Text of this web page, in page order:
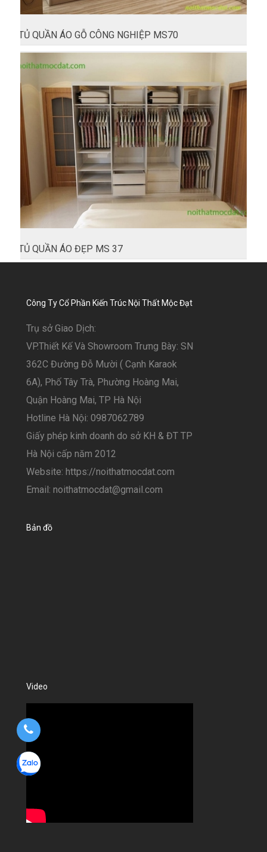
TỦ QUẦN ÁO GỖ CÔNG NGHIỆP MS70
TỦ QUẦN ÁO ĐẸP MS 37
Công Ty Cổ Phần Kiến Trúc Nội Thất Mộc Đạt
Trụ sở Giao Dịch:
VP.Thiết Kế Và Showroom Trưng Bày: SN
362C Đường Đỗ Mười ( Cạnh Karaok
6A), Phố Tây Trà, Phường Hoàng Mai,
Quận Hoàng Mai, TP Hà Nội
Hotline Hà Nội: 0987062789
Giấy phép kinh doanh do sở KH & ĐT TP
Hà Nội cấp năm 2012
Website: https://noithatmocdat.com
Email: noithatmocdat@gmail.com
Bản đồ
Video